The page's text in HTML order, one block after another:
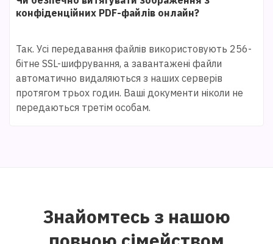
конфіденційних PDF-файлів онлайн?
Так. Усі передавання файлів використовують 256-
бітне SSL-шифрування, а завантажені файли
автоматично видаляються з наших серверів
протягом трьох годин. Ваші документи ніколи не
передаються третім особам.
Знайомтесь з нашою